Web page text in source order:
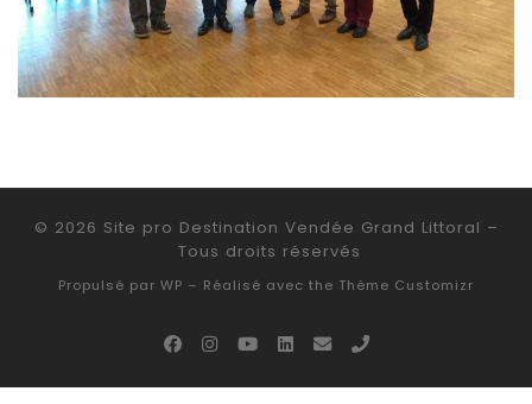
© 2026 Site pro Destination Vendée Grand Littoral –
Tous droits réservés
Propulsé par WP – Réalisé avec the Thème Customizr